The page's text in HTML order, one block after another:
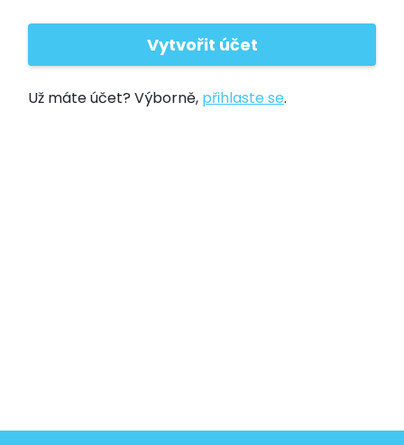
Už máte účet? Výborně, přihlaste se.